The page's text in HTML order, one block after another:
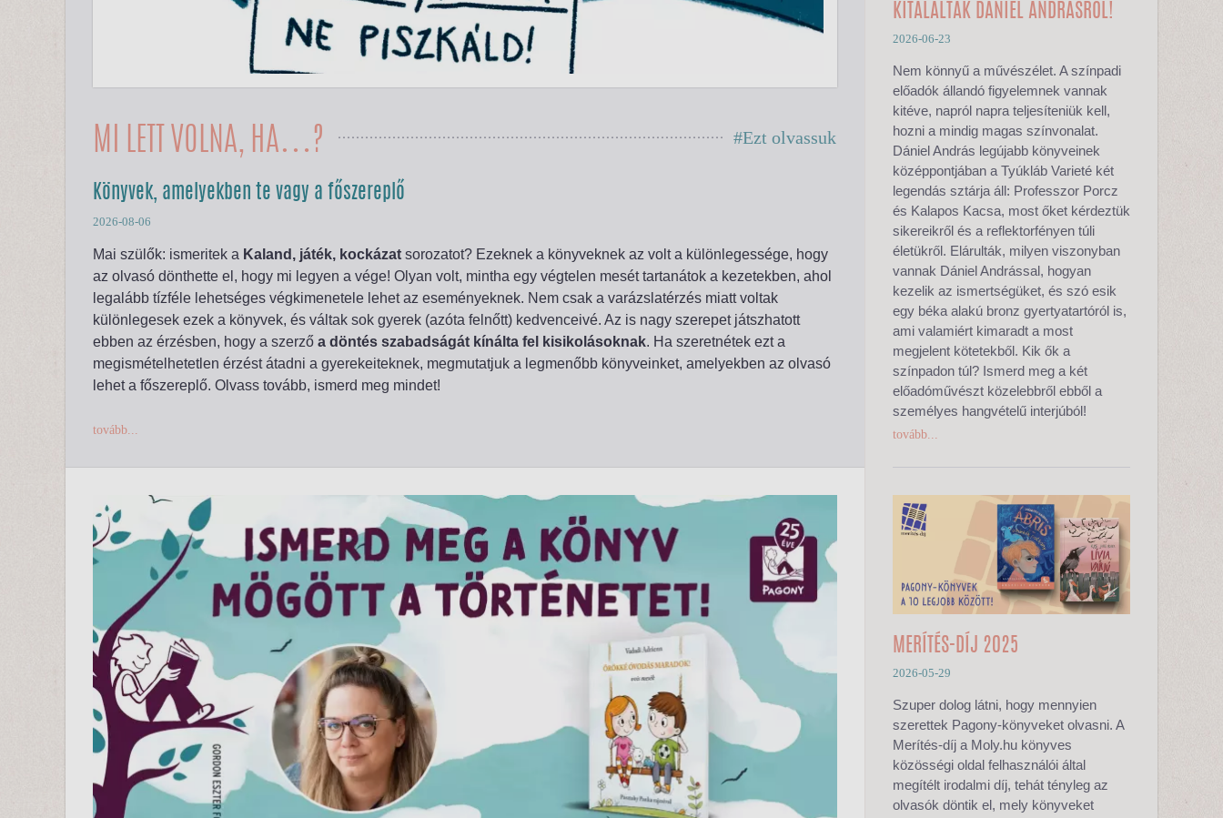
MI LETT VOLNA, HA…? #Ezt olvassuk
Könyvek, amelyekben te vagy a főszereplő
2026-08-06
Mai szülők: ismeritek a Kaland, játék, kockázat sorozatot? Ezeknek a könyveknek az volt a különlegessége, hogy
az olvasó dönthette el, hogy mi legyen a vége! Olyan volt, mintha egy végtelen mesét tartanátok a kezetekben, ahol
legalább tízféle lehetséges végkimenetele lehet az eseményeknek. Nem csak a varázslatérzés miatt voltak
különlegesek ezek a könyvek, és váltak sok gyerek (azóta felnőtt) kedvenceivé. Az is nagy szerepet játszhatott
ebben az érzésben, hogy a szerző a döntés szabadságát kínálta fel kisikolásoknak. Ha szeretnétek ezt a
megismételhetetlen érzést átadni a gyerekeiteknek, megmutatjuk a legmenőbb könyveinket, amelyekben az olvasó
lehet a főszereplő. Olvass tovább, ismerd meg mindet!
tovább...
KITÁLALTAK DÁNIEL ANDRÁSRÓL!
2026-06-23
Nem könnyű a művészélet. A színpadi
előadók állandó figyelemnek vannak
kitéve, napról napra teljesíteniük kell,
hozni a mindig magas színvonalat.
Dániel András legújabb könyveinek
középpontjában a Tyúkláb Varieté két
legendás sztárja áll: Professzor Porcz
és Kalapos Kacsa, most őket kérdeztük
sikereikről és a reflektorfényen túli
életükről. Elárulták, milyen viszonyban
vannak Dániel Andrással, hogyan
kezelik az ismertségüket, és szó esik
egy béka alakú bronz gyertyatartóról is,
ami valamiért kimaradt a most
megjelent kötetekből. Kik ők a
színpadon túl? Ismerd meg a két
előadóművészt közelebbről ebből a
személyes hangvételű interjúból!
tovább...
MERÍTÉS-DÍJ 2025
2026-05-29
Szuper dolog látni, hogy mennyien
szerettek Pagony-könyveket olvasni. A
Merítés-díj a Moly.hu könyves
közösségi oldal felhasználói által
megítélt irodalmi díj, tehát tényleg az
olvasók döntik el, mely könyveket